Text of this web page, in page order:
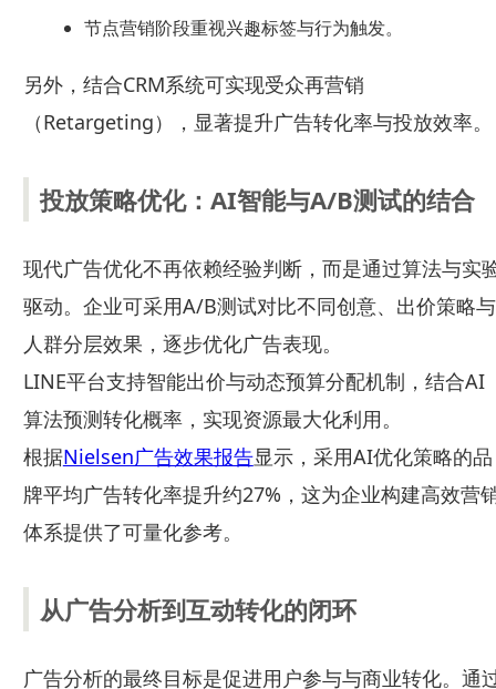
节点营销阶段重视兴趣标签与行为触发。
另外，结合CRM系统可实现受众再营销
（Retargeting），显著提升广告转化率与投放效率。
投放策略优化：AI智能与A/B测试的结合
现代广告优化不再依赖经验判断，而是通过算法与实
驱动。企业可采用A/B测试对比不同创意、出价策略与
人群分层效果，逐步优化广告表现。
LINE平台支持智能出价与动态预算分配机制，结合AI
算法预测转化概率，实现资源最大化利用。
根据Nielsen广告效果报告显示，采用AI优化策略的品
牌平均广告转化率提升约27%，这为企业构建高效营
体系提供了可量化参考。
从广告分析到互动转化的闭环
广告分析的最终目标是促进用户参与与商业转化。通